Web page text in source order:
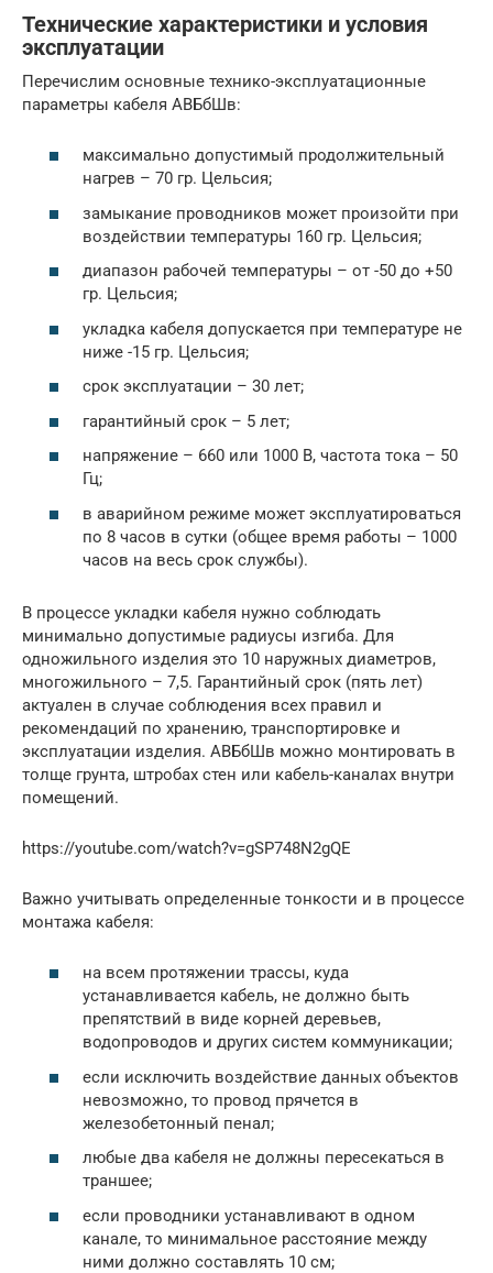
Технические характеристики и условия
эксплуатации
Перечислим основные технико-эксплуатационные
параметры кабеля АВБбШв:
максимально допустимый продолжительный
нагрев – 70 гр. Цельсия;
замыкание проводников может произойти при
воздействии температуры 160 гр. Цельсия;
диапазон рабочей температуры – от -50 до +50
гр. Цельсия;
укладка кабеля допускается при температуре не
ниже -15 гр. Цельсия;
срок эксплуатации – 30 лет;
гарантийный срок – 5 лет;
напряжение – 660 или 1000 В, частота тока – 50
Гц;
в аварийном режиме может эксплуатироваться
по 8 часов в сутки (общее время работы – 1000
часов на весь срок службы).
В процессе укладки кабеля нужно соблюдать
минимально допустимые радиусы изгиба. Для
одножильного изделия это 10 наружных диаметров,
многожильного – 7,5. Гарантийный срок (пять лет)
актуален в случае соблюдения всех правил и
рекомендаций по хранению, транспортировке и
эксплуатации изделия. АВБбШв можно монтировать в
толще грунта, штробах стен или кабель-каналах внутри
помещений.
https://youtube.com/watch?v=gSP748N2gQE
Важно учитывать определенные тонкости и в процессе
монтажа кабеля:
на всем протяжении трассы, куда
устанавливается кабель, не должно быть
препятствий в виде корней деревьев,
водопроводов и других систем коммуникации;
если исключить воздействие данных объектов
невозможно, то провод прячется в
железобетонный пенал;
любые два кабеля не должны пересекаться в
траншее;
если проводники устанавливают в одном
канале, то минимальное расстояние между
ними должно составлять 10 см;